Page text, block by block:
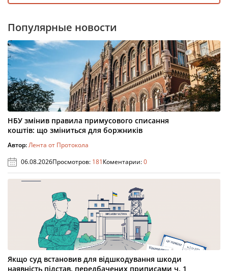
Популярные новости
НБУ змінив правила примусового списання
коштів: що зміниться для боржників
Автор:Лента от Протокола
06.08.2026Просмотров: 181Коментарии:0
Якщо суд встановив для відшкодування шкоди
наявність підстав, передбачених приписами ч. 1